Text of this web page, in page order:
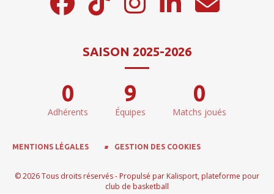
SAISON 2025-2026
0
Adhérents
9
Équipes
0
Matchs joués
MENTIONS LÉGALES GESTION DES COOKIES
© 2026 Tous droits réservés - Propulsé par Kalisport, plateforme pour
club de basketball